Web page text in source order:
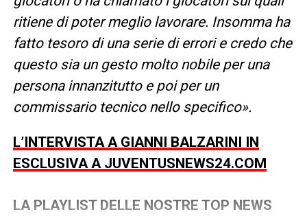
ritiene di poter meglio lavorare. Insomma ha
fatto tesoro di una serie di errori e credo che
questo sia un gesto molto nobile per una
persona innanzitutto e poi per un
commissario tecnico nello specifico».
L’INTERVISTA A GIANNI BALZARINI IN
ESCLUSIVA A JUVENTUSNEWS24.COM
LA PLAYLIST DELLE NOSTRE TOP NEWS